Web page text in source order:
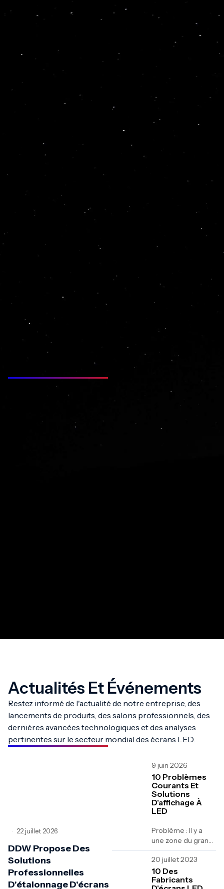
Actualités Et Événements
Restez informé de l'actualité de notre entreprise, des
lancements de produits, des salons professionnels, des
dernières avancées technologiques et des analyses
pertinentes sur le secteur mondial des écrans LED.
• 22 juillet 2026
DDW Propose Des
Solutions
Professionnelles
D'étalonnage D'écrans
9 juin 2026
10 Problèmes
Courants Et
Solutions
D'affichage À
LED
Problème : Il y a
une zone du grand
écran à LED où
l'affichage de la
carte est anormal,
par exemple,...
20 juillet 2023
10 Des
Fabricants